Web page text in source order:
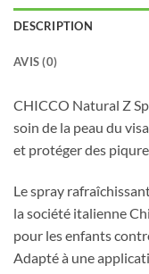
DESCRIPTION
AVIS (0)
CHICCO Natural Z
soin de la peau du
et protéger des
Le spray
la société italienne
pour les enfants
Adapté à une